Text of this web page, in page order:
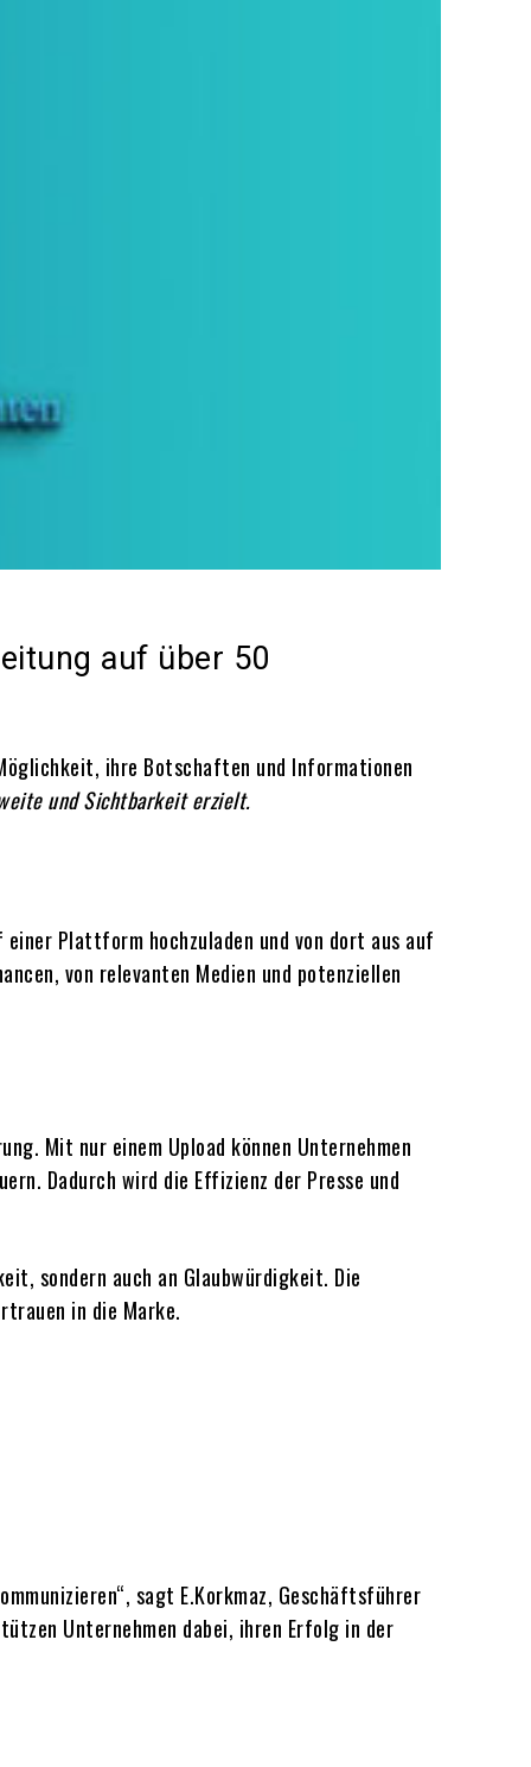
auf über 50
ihre Botschaften und Informationen
und Sichtbarkeit erzielt.
Plattform hochzuladen und von dort aus auf
von relevanten Medien und potenziellen
Mit nur einem Upload können Unternehmen
Dadurch wird die Effizienz der Presse und
sondern auch an Glaubwürdigkeit. Die
in die Marke.
sagt E.Korkmaz, Geschäftsführer
Unternehmen dabei, ihren Erfolg in der